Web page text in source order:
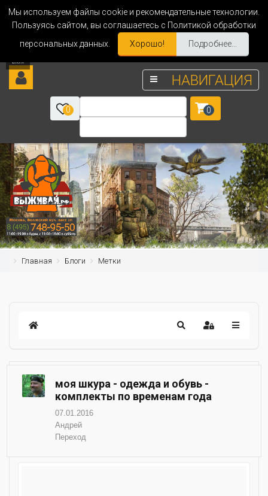
Мы используем файлы cookie и рекомендательные технологии.
Пользуясь сайтом, вы соглашаетесь с Политикой обработки
персональных данных.
Хорошо! Подробнее...
НАВИГАЦИЯ
0 0
Главная Блоги Метки
моя шкура - одежда и обувь -
комплекты по временам года
07.01.2016
Андрей
Переход